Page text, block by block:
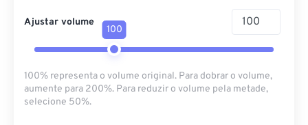
Ajustar volume
100
100% representa o volume original. Para dobrar o volume,
aumente para 200%. Para reduzir o volume pela metade,
selecione 50%.